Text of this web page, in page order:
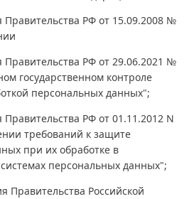
Правительства РФ от 15.09.2008 №
Правительства РФ от 29.06.2021 №
государственном контроле
персональных данных";
РФ от 01.11.2012 N
требований к защите
при их обработке в
персональных данных";
Правительства Российской